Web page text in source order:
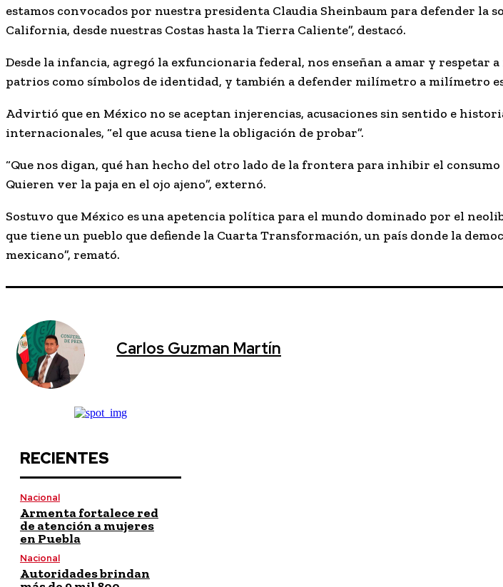
estamos convocados por nuestra presidenta Claudia Sheinbaum para defender la
California, desde nuestras Costas hasta la Tierra Caliente”, destacó.
Desde la infancia, agregó la exfuncionaria federal, nos enseñan a amar y respetar
patrios como símbolos de identidad, y también a defender milímetro a milímetro
Advirtió que en México no se aceptan injerencias, acusaciones sin sentido e
internacionales, “el que acusa tiene la obligación de probar”.
“Que nos digan, qué han hecho del otro lado de la frontera para inhibir el consumo
Quieren ver la paja en el ojo ajeno”, externó.
Sostuvo que México es una apetencia política para el mundo dominado por el
que tiene un pueblo que defiende la Cuarta Transformación, un país donde la
mexicano”, remató.
Carlos Guzman Martín
RECIENTES
Nacional
Armenta fortalece red
de atención a mujeres
en Puebla
Nacional
Autoridades brindan